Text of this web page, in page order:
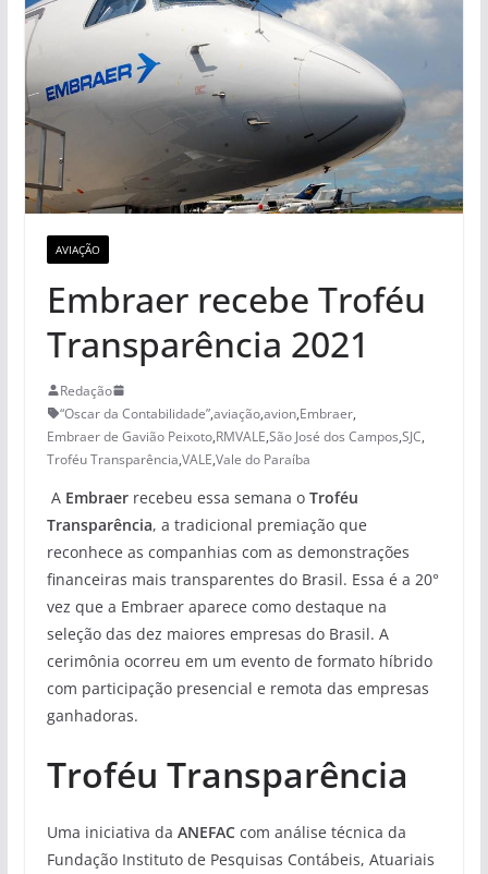
AVIAÇÃO
Embraer recebe Troféu
Transparência 2021
Redação
“Oscar da Contabilidade”,aviação,avion,Embraer,
Embraer de Gavião Peixoto,RMVALE,São José dos Campos,SJC,
Troféu Transparência,VALE,Vale do Paraíba
AEmbraer recebeu essa semana o Troféu
Transparência, a tradicional premiação que
reconhece as companhias com as demonstrações
financeiras mais transparentes do Brasil. Essa é a 20°
vez que a Embraer aparece como destaque na
seleção das dez maiores empresas do Brasil. A
cerimônia ocorreu em um evento de formato híbrido
com participação presencial e remota das empresas
ganhadoras.
Troféu Transparência
Uma iniciativa da ANEFAC com análise técnica da
Fundação Instituto de Pesquisas Contábeis, Atuariais